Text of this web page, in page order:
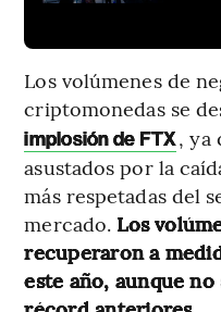
Los volúmenes de
criptomonedas se
implosión de FTX, ya
asustados por la
más respetadas del
mercado. Los
recuperaron a
este año, aunque